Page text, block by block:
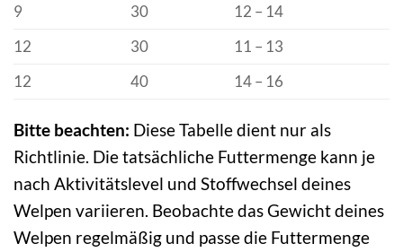
9
30
12 – 14
12
30
11 – 13
12
40 14 – 16
Bitte beachten: Diese Tabelle dient nur als
Richtlinie. Die tatsächliche Futtermenge kann je
nach Aktivitätslevel und Stoffwechsel deines
Welpen variieren. Beobachte das Gewicht deines
Welpen regelmäßig und passe die Futtermenge